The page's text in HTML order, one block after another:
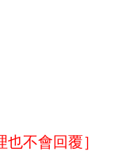
不會回覆］